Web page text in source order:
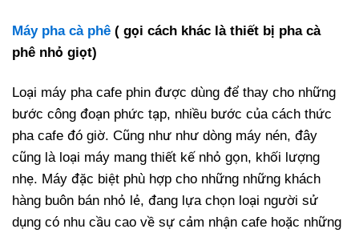
Máy pha cà phê ( gọi cách khác là thiết bị pha cà
phê nhỏ giọt)
Loại máy pha cafe phin được dùng để thay cho những
bước công đoạn phức tạp, nhiều bước của cách thức
pha cafe đó giờ. Cũng như như dòng máy nén, đây
cũng là loại máy mang thiết kế nhỏ gọn, khối lượng
nhẹ. Máy đặc biệt phù hợp cho những những khách
hàng buôn bán nhỏ lẻ, đang lựa chọn loại người sử
dụng có nhu cầu cao về sự cảm nhận cafe hoặc những